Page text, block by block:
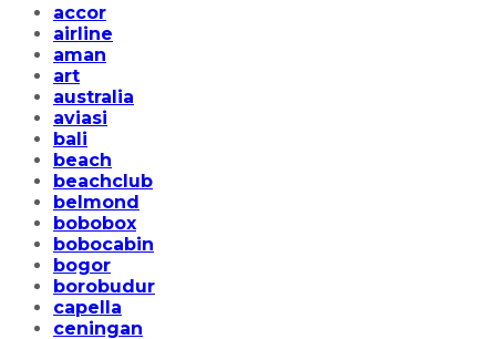
accor
airline
aman
art
australia
aviasi
bali
beach
beachclub
belmond
bobobox
bobocabin
bogor
borobudur
capella
ceningan